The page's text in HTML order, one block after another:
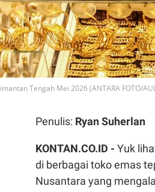
Tengah Mei 2026 (ANTARA FOTO/
Penulis: Ryan Suherlan
KONTAN.CO.ID - Yuk
di berbagai toko emas
Nusantara yang